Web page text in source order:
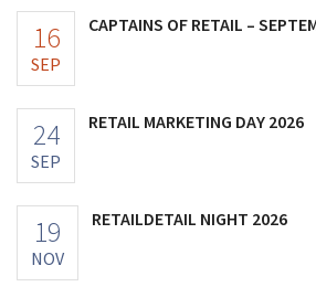
16
SEP
CAPTAINS OF RETAIL –
24
SEP
RETAIL MARKETING DAY 2026
19
NOV
RETAILDETAIL NIGHT 2026